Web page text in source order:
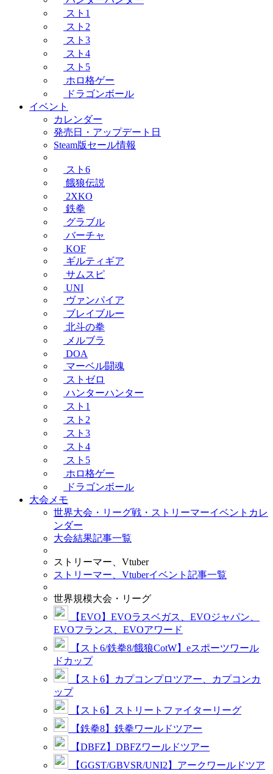
スト1
スト2
スト3
スト4
スト5
ホロ格ゲー
ドラゴンボール
イベント
カレンダー
発売日・アップデート日
Steam版セール情報
スト6
餓狼伝説
2XKO
鉄拳
グラブル
バーチャ
KOF
ギルティギア
サムスピ
UNI
ヴァンパイア
ブレイブルー
北斗の拳
メルブラ
DOA
マーベル闘魂
ストゼロ
ハンターハンター
スト1
スト2
スト3
スト4
スト5
ホロ格ゲー
ドラゴンボール
大会メモ
世界大会・リーグ戦・ストリーマーイベントカレ
ンダー
大会結果記事一覧
ストリーマー、Vtuber
ストリーマー、Vtuberイベント記事一覧
世界規模大会・リーグ
【EVO】EVOラスベガス、EVOジャパン、
EVOフランス、EVOアワード
【スト6/鉄拳8/餓狼CotW】eスポーツワール
ドカップ
【スト6】カプコンプロツアー、カプコンカ
ップ
【スト6】ストリートファイターリーグ
【鉄拳8】鉄拳ワールドツアー
【DBFZ】DBFZワールドツアー
【GGST/GBVSR/UNI2】アークワールドツア